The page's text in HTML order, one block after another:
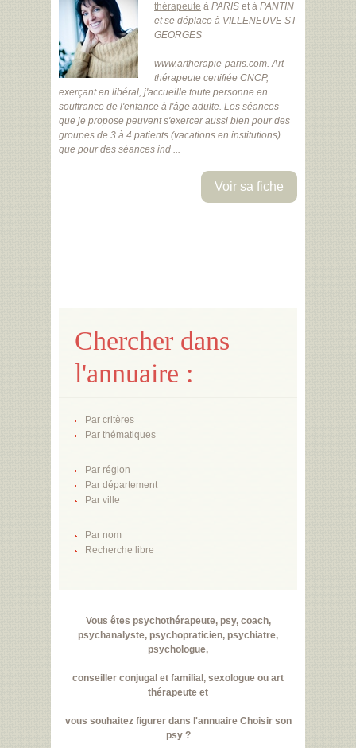
thérapeute à PARIS et à PANTIN
et se déplace à VILLENEUVE ST
GEORGES
www.artherapie-paris.com. Art-
thérapeute certifiée CNCP,
exerçant en libéral, j'accueille toute personne en
souffrance de l'enfance à l'âge adulte. Les séances
que je propose peuvent s'exercer aussi bien pour des
groupes de 3 à 4 patients (vacations en institutions)
que pour des séances ind ...
Voir sa fiche
Chercher dans
l'annuaire :
Par critères
Par thématiques
Par région
Par département
Par ville
Par nom
Recherche libre
Vous êtes psychothérapeute, psy, coach,
psychanalyste, psychopraticien, psychiatre,
psychologue,
conseiller conjugal et familial, sexologue ou art
thérapeute et
vous souhaitez figurer dans l'annuaire Choisir son
psy ?